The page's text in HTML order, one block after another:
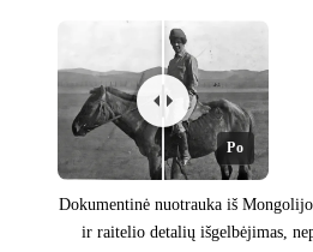
Po
Dokumentinė nuotrauka iš
ir raitelio detalių išgelbėjimas,